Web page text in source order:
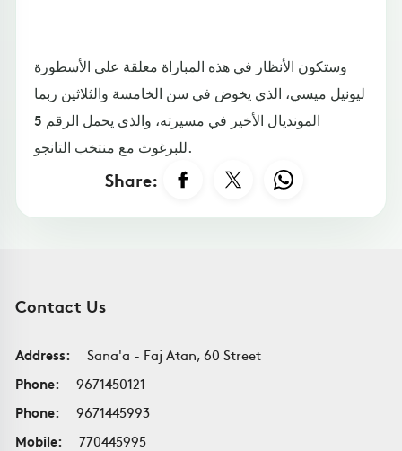
وستكون الأنظار في هذه المباراة معلقة على الأسطورة
ليونيل ميسي، الذي يخوض في سن الخامسة والثلاثين ربما
المونديال الأخير في مسيرته، والذى يحمل الرقم 5
للبرغوث مع منتخب التانجو.
Share:
Contact Us
Address:
Sana'a - Faj Atan, 60 Street
Phone:
9671450121
Phone:
9671445993
Mobile:
770445995